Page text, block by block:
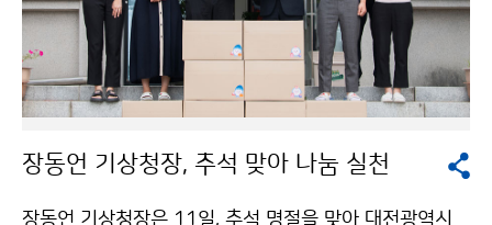
장동언 기상청장, 추석 맞아 나눔 실천
장동언 기상청장은 11일, 추석 명절을 맞아 대전광역시